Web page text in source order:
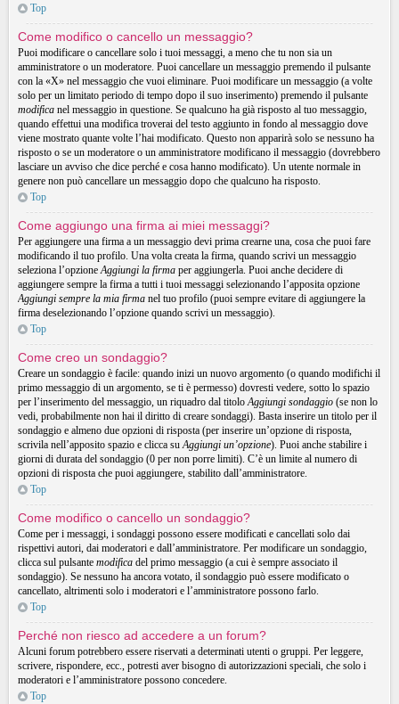
Top
Come modifico o cancello un messaggio?
Puoi modificare o cancellare solo i tuoi messaggi, a meno che tu non sia un
amministratore o un moderatore. Puoi cancellare un messaggio premendo il pulsante
con la «X» nel messaggio che vuoi eliminare. Puoi modificare un messaggio (a volte
solo per un limitato periodo di tempo dopo il suo inserimento) premendo il pulsante
modifica nel messaggio in questione. Se qualcuno ha già risposto al tuo messaggio,
quando effettui una modifica troverai del testo aggiunto in fondo al messaggio dove
viene mostrato quante volte l’hai modificato. Questo non apparirà solo se nessuno ha
risposto o se un moderatore o un amministratore modificano il messaggio (dovrebbero
lasciare un avviso che dice perché e cosa hanno modificato). Un utente normale in
genere non può cancellare un messaggio dopo che qualcuno ha risposto.
Top
Come aggiungo una firma ai miei messaggi?
Per aggiungere una firma a un messaggio devi prima crearne una, cosa che puoi fare
modificando il tuo profilo. Una volta creata la firma, quando scrivi un messaggio
seleziona l’opzioneAggiungi la firma per aggiungerla. Puoi anche decidere di
aggiungere sempre la firma a tutti i tuoi messaggi selezionando l’apposita opzione
Aggiungi sempre la mia firma nel tuo profilo (puoi sempre evitare di aggiungere la
firma deselezionando l’opzione quando scrivi un messaggio).
Top
Come creo un sondaggio?
Creare un sondaggio è facile: quando inizi un nuovo argomento (o quando modifichi il
primo messaggio di un argomento, se ti è permesso) dovresti vedere, sotto lo spazio
per l’inserimento del messaggio, un riquadro dal titoloAggiungi sondaggio (se non lo
vedi, probabilmente non hai il diritto di creare sondaggi). Basta inserire un titolo per il
sondaggio e almeno due opzioni di risposta (per inserire un’opzione di risposta,
scrivila nell’apposito spazio e clicca suAggiungi un’opzione). Puoi anche stabilire i
giorni di durata del sondaggio (0 per non porre limiti). C’è un limite al numero di
opzioni di risposta che puoi aggiungere, stabilito dall’amministratore.
Top
Come modifico o cancello un sondaggio?
Come per i messaggi, i sondaggi possono essere modificati e cancellati solo dai
rispettivi autori, dai moderatori e dall’amministratore. Per modificare un sondaggio,
clicca sul pulsante modifica del primo messaggio (a cui è sempre associato il
sondaggio). Se nessuno ha ancora votato, il sondaggio può essere modificato o
cancellato, altrimenti solo i moderatori e l’amministratore possono farlo.
Top
Perché non riesco ad accedere a un forum?
Alcuni forum potrebbero essere riservati a determinati utenti o gruppi. Per leggere,
scrivere, rispondere, ecc., potresti aver bisogno di autorizzazioni speciali, che solo i
moderatori e l’amministratore possono concedere.
Top